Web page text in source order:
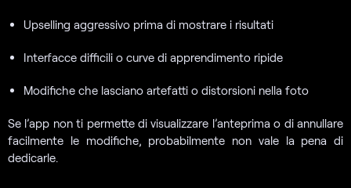
Upselling aggressivo prima di mostrare i risultati
Interfacce difficili o curve di apprendimento ripide
Modifiche che lasciano artefatti o distorsioni nella foto
Se l’app non ti permette di visualizzare l’anteprima o di annullare
facilmente le modifiche, probabilmente non vale la pena di
dedicarle.